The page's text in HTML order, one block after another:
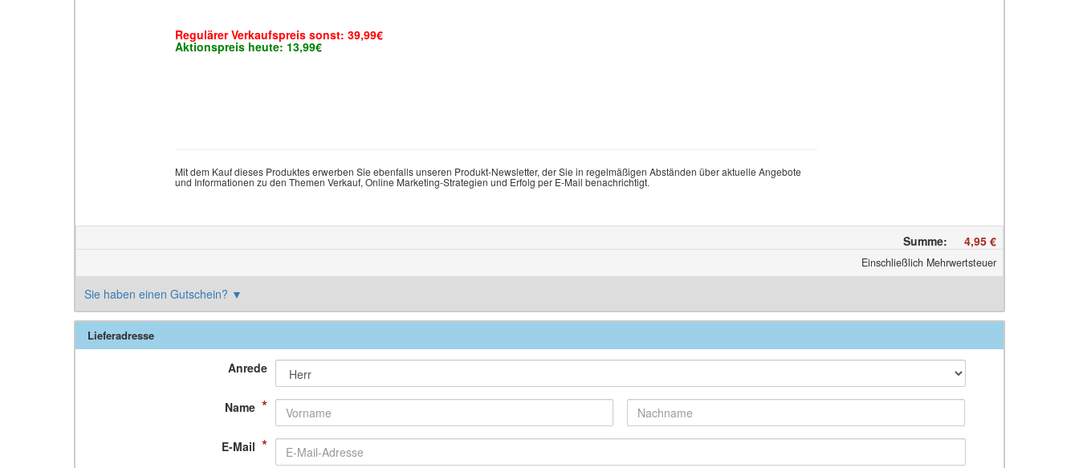
Regulärer Verkaufspreis sonst: 39,99€
Aktionspreis heute: 13,99€
Mit dem Kauf dieses Produktes erwerben Sie ebenfalls unseren Produkt-Newsletter, der Sie in regelmäßigen Abständen über aktuelle Angebote
und Informationen zu den Themen Verkauf, Online Marketing-Strategien und Erfolg per E-Mail benachrichtigt.
Summe: 4,95 €
Einschließlich Mehrwertsteuer
Sie haben einen Gutschein? ▼
Lieferadresse
Anrede
Name *
E-Mail *